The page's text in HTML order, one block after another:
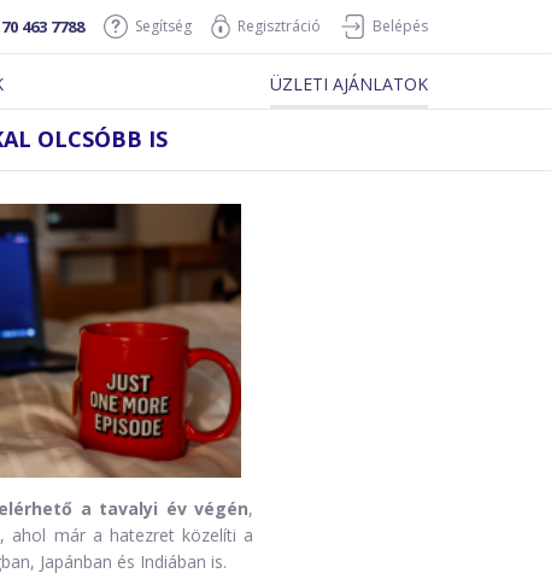
463 7788 Segítség Regisztráció Belépés
ÜZLETI AJÁNLATOK
OLCSÓBB IS
a tavalyi év végén,
ahol már a hatezret közelíti a
Japánban és Indiában is.